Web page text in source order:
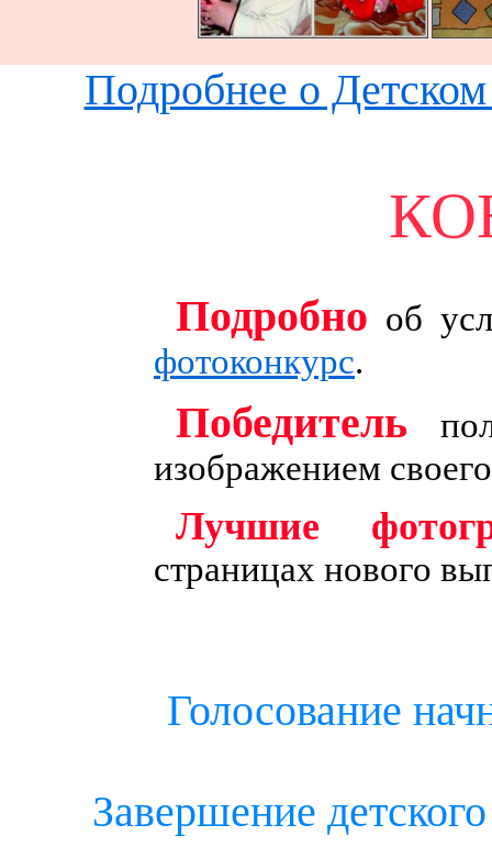
Подробнее о
Подробно об
фотоконкурс.
Победитель
изображением
Лучшие
страницах нового
Голосование
Завершение